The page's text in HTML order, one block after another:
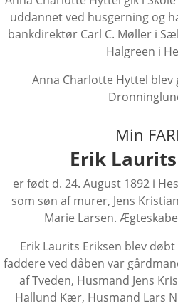
uddannet ved husgerning og
bankdirektør Carl C. Møller i
Halgreen i
Anna Charlotte Hyttel blev
Min
Erik
er født d. 24. August 1892 i
som søn af murer, Jens
Marie Larsen.
Erik Laurits Eriksen blev
faddere ved dåben var
af Tveden, Husmand Jens
Hallund Kær, Husmand Lars